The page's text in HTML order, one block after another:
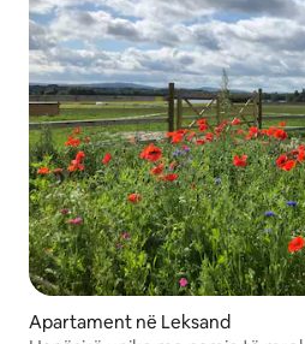
Apartament në Leksand